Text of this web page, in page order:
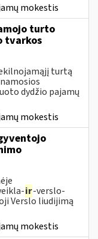
mokestis
turto
tvarkos
turtą
dydžio pajamų
mokestis
ir-verslo-
Verslo liudijimą
mokestis